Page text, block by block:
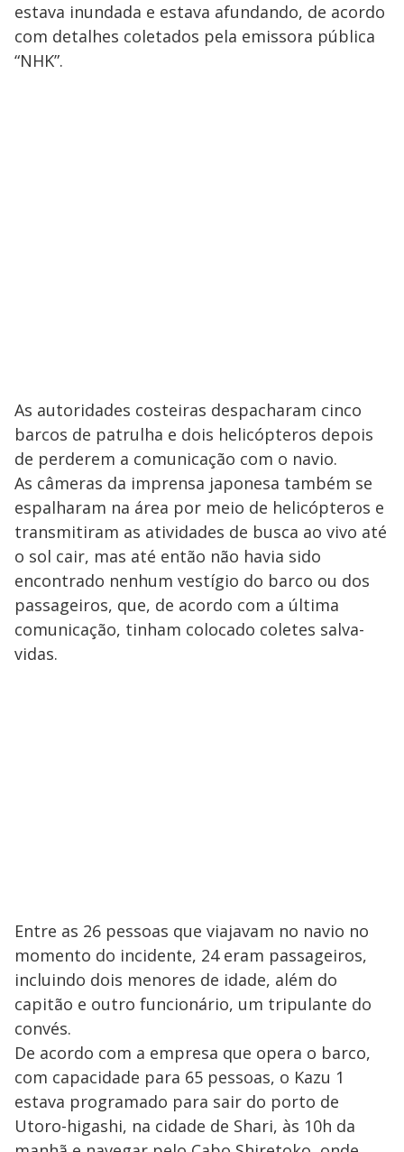
estava inundada e estava afundando, de acordo
com detalhes coletados pela emissora pública
“NHK”.
As autoridades costeiras despacharam cinco
barcos de patrulha e dois helicópteros depois
de perderem a comunicação com o navio.
As câmeras da imprensa japonesa também se
espalharam na área por meio de helicópteros e
transmitiram as atividades de busca ao vivo até
o sol cair, mas até então não havia sido
encontrado nenhum vestígio do barco ou dos
passageiros, que, de acordo com a última
comunicação, tinham colocado coletes salva-
vidas.
Entre as 26 pessoas que viajavam no navio no
momento do incidente, 24 eram passageiros,
incluindo dois menores de idade, além do
capitão e outro funcionário, um tripulante do
convés.
De acordo com a empresa que opera o barco,
com capacidade para 65 pessoas, o Kazu 1
estava programado para sair do porto de
Utoro-higashi, na cidade de Shari, às 10h da